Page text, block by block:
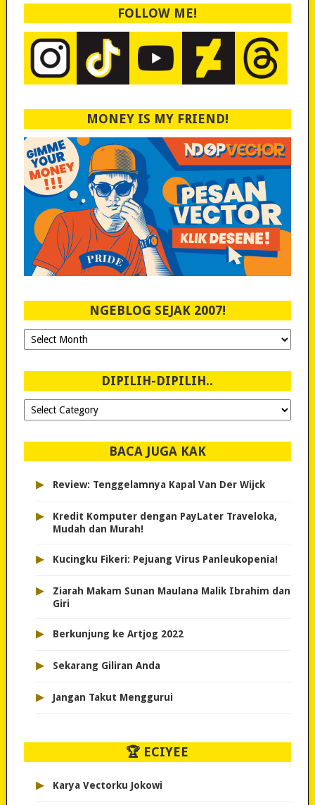
FOLLOW ME!
MONEY IS MY FRIEND!
NGEBLOG SEJAK 2007!
Ngeblog
Sejak
DIPILIH-DIPILIH..
Dipilih-
dipilih..
BACA JUGA KAK
▸ Review: Tenggelamnya Kapal Van Der Wijck
▸
Kredit Komputer dengan PayLater Traveloka,
Mudah dan Murah!
▸ Kucingku Fikeri: Pejuang Virus Panleukopenia!
▸
Ziarah Makam Sunan Maulana Malik Ibrahim dan
Giri
▸ Berkunjung ke Artjog 2022
▸ Sekarang Giliran Anda
▸ Jangan Takut Menggurui
🏆 ECIYEE
▸ Karya Vectorku Jokowi